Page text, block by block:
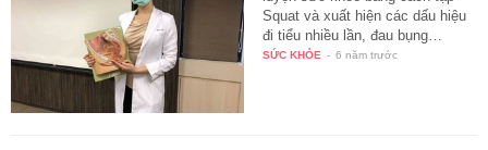
Squat và xuất hiện các dấu hiệu
đi tiểu nhiều lần, đau bụng…
SỨC KHỎE - 6 năm trước